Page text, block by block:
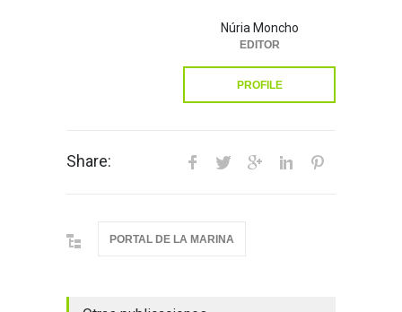
Núria Moncho
EDITOR
PROFILE
Share:
PORTAL DE LA MARINA